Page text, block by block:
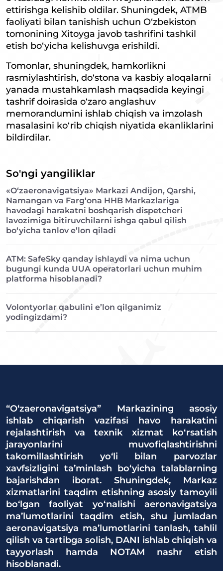
ettirishga kelishib oldilar. Shuningdek, ATMB
faoliyati bilan tanishish uchun O‘zbekiston
tomonining Xitoyga javob tashrifini tashkil
etish bo‘yicha kelishuvga erishildi.
Tomonlar, shuningdek, hamkorlikni
rasmiylashtirish, do‘stona va kasbiy aloqalarni
yanada mustahkamlash maqsadida keyingi
tashrif doirasida o‘zaro anglashuv
memorandumini ishlab chiqish va imzolash
masalasini ko‘rib chiqish niyatida ekanliklarini
bildirdilar.
So'ngi yangiliklar
«O‘zaeronavigatsiya» Markazi Andijon, Qarshi,
Namangan va Farg‘ona HHB Markazlariga
havodagi harakatni boshqarish dispetcheri
lavozimiga bitiruvchilarni ishga qabul qilish
bo‘yicha tanlov e’lon qiladi
ATM: SafeSky qanday ishlaydi va nima uchun
bugungi kunda UUA operatorlari uchun muhim
platforma hisoblanadi?
Volontyorlar qabulini e’lon qilganimiz
yodingizdami?
“O‘zaeronavigatsiya” Markazining asosiy
ishlab chiqarish vazifasi havo harakatini
rejalashtirish va texnik xizmat ko‘rsatish
jarayonlarini muvofiqlashtirishni
takomillashtirish yo‘li bilan parvozlar
xavfsizligini ta’minlash bo‘yicha talablarning
bajarishdan iborat. Shuningdek, Markaz
xizmatlarini taqdim etishning asosiy tamoyili
bo‘lgan faoliyat yo‘nalishi aeronavigatsiya
ma’lumotlarini taqdim etish, shu jumladan
aeronavigatsiya ma’lumotlarini tanlash, tahlil
qilish va tartibga solish, DANI ishlab chiqish va
tayyorlash hamda NOTAM nashr etish
hisoblanadi.